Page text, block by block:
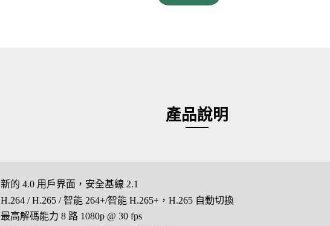
產品說明
新的 4.0 用戶界面，安全基線 2.1
H.264 / H.265 / 智能 264+/智能 H.265+，H.265 自動切換
最高解碼能力 8 路 1080p @ 30 fps